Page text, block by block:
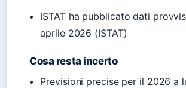
ISTAT ha pubblicato dati
aprile 2026 (ISTAT)
Cosa resta incerto
Previsioni precise per il 2026 a